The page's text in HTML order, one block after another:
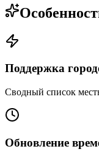
Поддержка
Сводный список
Обновление